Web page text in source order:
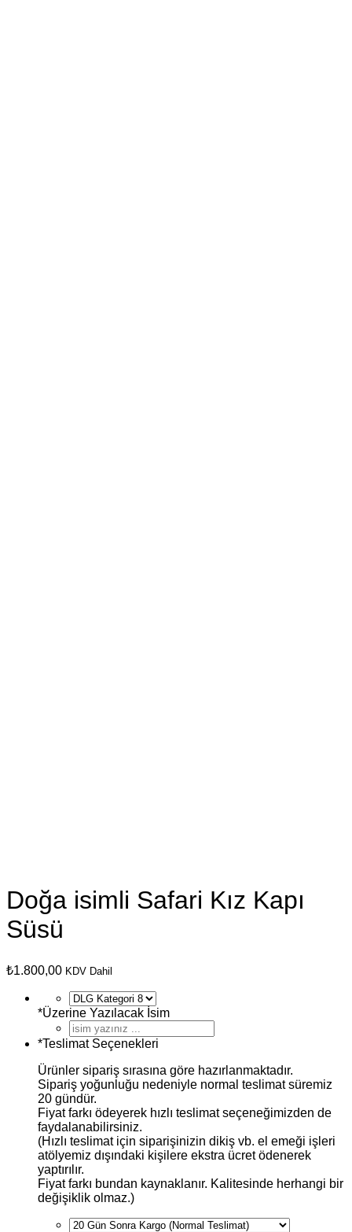
Doğa isimli Safari Kız Kapı
Süsü
₺1.800,00 KDV Dahil
*Üzerine Yazılacak İsim
*Teslimat Seçenekleri
Ürünler sipariş sırasına göre hazırlanmaktadır.
Sipariş yoğunluğu nedeniyle normal teslimat süremiz
20 gündür.
Fiyat farkı ödeyerek hızlı teslimat seçeneğimizden de
faydalanabilirsiniz.
(Hızlı teslimat için siparişinizin dikiş vb. el emeği işleri
atölyemiz dışındaki kişilere ekstra ücret ödenerek
yaptırılır.
Fiyat farkı bundan kaynaklanır. Kalitesinde herhangi bir
değişiklik olmaz.)